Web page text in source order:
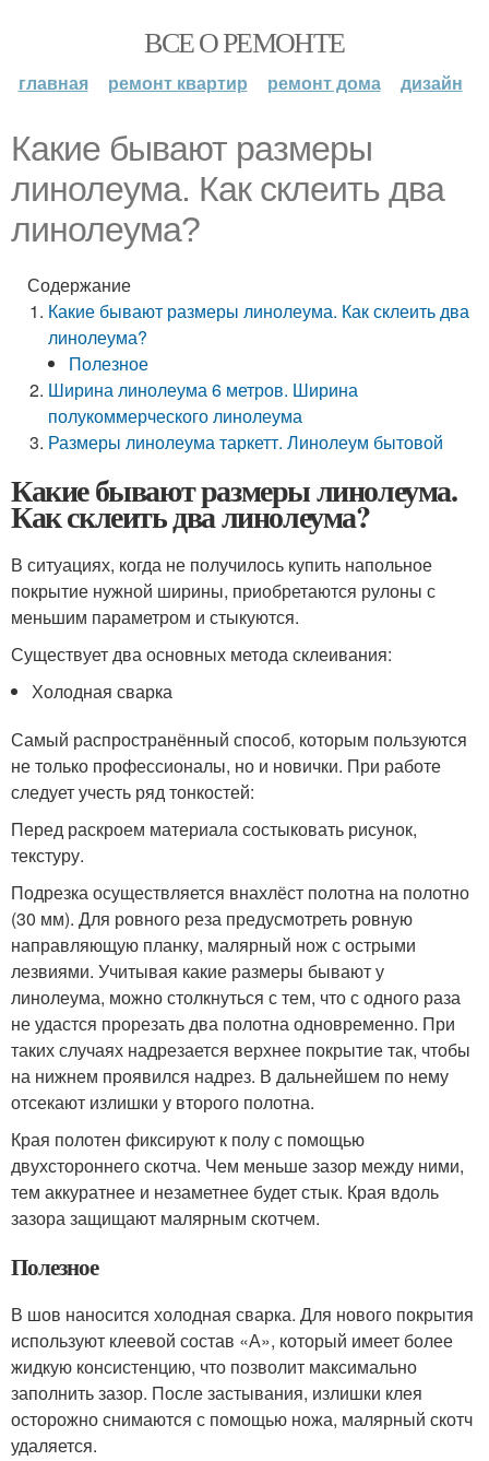
ВСЕ О РЕМОНТЕ
главная ремонт квартир ремонт дома дизайн
Какие бывают размеры
линолеума. Как склеить два
линолеума?
Содержание
Какие бывают размеры линолеума. Как склеить два
линолеума?
Полезное
Ширина линолеума 6 метров. Ширина
полукоммерческого линолеума
Размеры линолеума таркетт. Линолеум бытовой
Какие бывают размеры линолеума.
Как склеить два линолеума?
В ситуациях, когда не получилось купить напольное
покрытие нужной ширины, приобретаются рулоны с
меньшим параметром и стыкуются.
Существует два основных метода склеивания:
Холодная сварка
Самый распространённый способ, которым пользуются
не только профессионалы, но и новички. При работе
следует учесть ряд тонкостей:
Перед раскроем материала состыковать рисунок,
текстуру.
Подрезка осуществляется внахлёст полотна на полотно
(30 мм). Для ровного реза предусмотреть ровную
направляющую планку, малярный нож с острыми
лезвиями. Учитывая какие размеры бывают у
линолеума, можно столкнуться с тем, что с одного раза
не удастся прорезать два полотна одновременно. При
таких случаях надрезается верхнее покрытие так, чтобы
на нижнем проявился надрез. В дальнейшем по нему
отсекают излишки у второго полотна.
Края полотен фиксируют к полу с помощью
двухстороннего скотча. Чем меньше зазор между ними,
тем аккуратнее и незаметнее будет стык. Края вдоль
зазора защищают малярным скотчем.
Полезное
В шов наносится холодная сварка. Для нового покрытия
используют клеевой состав «А», который имеет более
жидкую консистенцию, что позволит максимально
заполнить зазор. После застывания, излишки клея
осторожно снимаются с помощью ножа, малярный скотч
удаляется.